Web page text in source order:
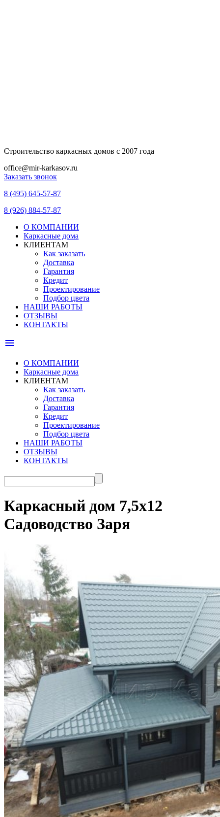
Строительство каркасных домов с 2007 года
office@mir-karkasov.ru
Заказать звонок
8 (495) 645-57-87
8 (926) 884-57-87
О КОМПАНИИ
Каркасные дома
КЛИЕНТАМ
Как заказать
Доставка
Гарантия
Кредит
Проектирование
Подбор цвета
НАШИ РАБОТЫ
ОТЗЫВЫ
КОНТАКТЫ
menu
О КОМПАНИИ
Каркасные дома
КЛИЕНТАМ
Как заказать
Доставка
Гарантия
Кредит
Проектирование
Подбор цвета
НАШИ РАБОТЫ
ОТЗЫВЫ
КОНТАКТЫ
Каркасный дом 7,5х12
Садоводство Заря